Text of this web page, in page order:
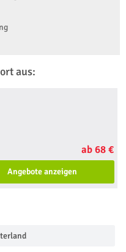
aus:
ab 68 €
Angebote anzeigen